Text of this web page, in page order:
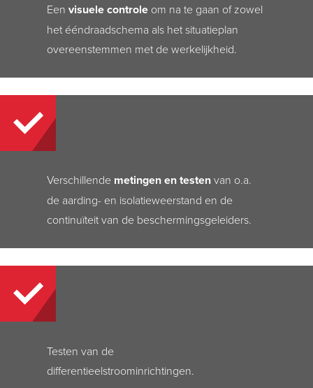
Eenvisuele controle om na te gaan of zowel
het ééndraadschema als het situatieplan
overeenstemmen met de werkelijkheid.
Verschillende metingen en testenvan o.a.
de aarding- en isolatieweerstand en de
continuïteit van de beschermingsgeleiders.
Testen van de
differentieelstroominrichtingen.